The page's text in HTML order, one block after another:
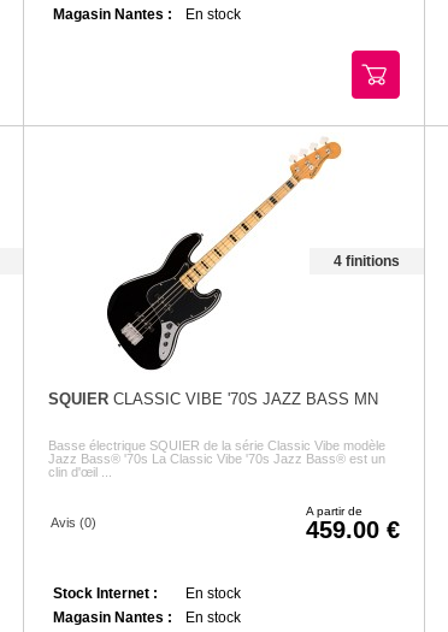
Magasin Nantes :
En stock
4 finitions
SQUIERCLASSIC VIBE '70S JAZZ BASS MN
Basse électrique SQUIER de la série Classic Vibe modèle
Jazz Bass® '70s La Classic Vibe '70s Jazz Bass® est un
clin d'œil ...
Avis (0)
A partir de
459.00
Stock Internet :
En stock
Magasin Nantes :
En stock